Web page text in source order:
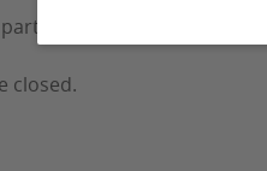
is limited. You
closed.